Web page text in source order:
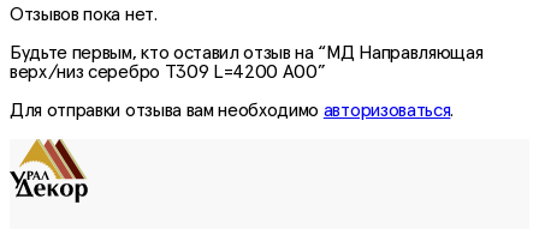
Отзывов пока нет.
Будьте первым, кто оставил отзыв на “МД Направляющая
верх/низ серебро T309 L=4200 A00”
Для отправки отзыва вам необходимо авторизоваться.